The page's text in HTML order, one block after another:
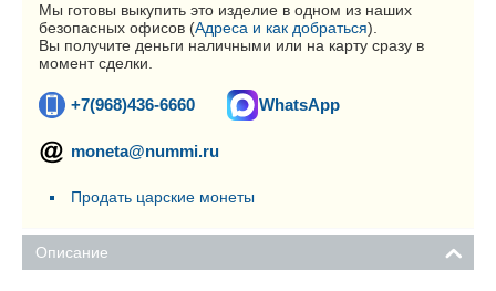
Мы готовы выкупить это изделие в одном из наших
безопасных офисов (Адреса и как добраться).
Вы получите деньги наличными или на карту сразу в
момент сделки.
+7(968)436-6660 WhatsApp
moneta@nummi.ru
Продать царские монеты
Описание